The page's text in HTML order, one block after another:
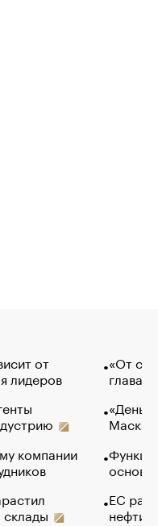
от
лидеров
компании
«От
глава
Маск в
основ
ЕС
нефти